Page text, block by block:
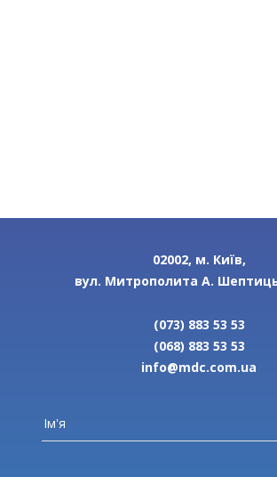
02002, м. Київ,
вул. Митрополита А.
(073) 883 53 53
(068) 883 53 53
info@mdc.com.ua